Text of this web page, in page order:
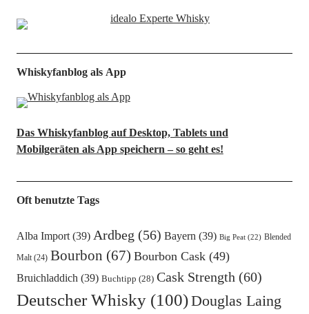
Whiskyfanblog als App
Das Whiskyfanblog auf Desktop, Tablets und
Mobilgeräten als App speichern – so geht es!
Oft benutzte Tags
Alba Import(39) Ardbeg (56) Bayern(39) Big Peat(22) Blended
Malt(24) Bourbon (67) Bourbon Cask(49)
Bruichladdich(39) Buchtipp (28) Cask Strength (60)
Deutscher Whisky(100)Douglas Laing